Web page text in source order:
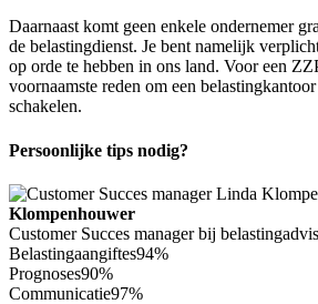
Daarnaast komt geen enkele ondernemer
de belastingdienst. Je bent namelijk
op orde te hebben in ons land. Voor een
voornaamste reden om een
schakelen.
Persoonlijke tips nodig?
Klompenhouwer
Customer Succes manager bij
Belastingaangiftes94%
Prognoses90%
Communicatie97%